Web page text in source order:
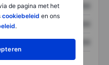
de pagina met het
cookiebeleid en ons
.
XXXXXXX XXXXXXX
XXXXXXX
XXXXXXX